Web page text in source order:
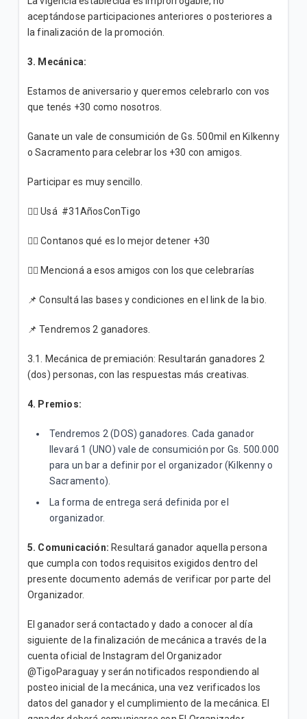
aceptándose participaciones anteriores o posteriores a
la finalización de la promoción.
3. Mecánica:
Estamos de aniversario y queremos celebrarlo con vos
que tenés +30 como nosotros.​
Ganate un vale de consumición de Gs. 500mil en Kilkenny
o Sacramento para celebrar los +30 con amigos. ​
Participar es muy sencillo.​
👉🏼 Usá #31AñosConTigo​
👉🏼 Contanos qué es lo mejor detener +30​
👉🏼 Mencioná a esos amigos con los que celebrarías​
📌 Consultá las bases y condiciones en el link de la bio.​
📌 Tendremos 2 ganadores.
3.1. Mecánica de premiación: Resultarán ganadores 2
(dos) personas, con las respuestas más creativas.
4. Premios:
Tendremos 2 (DOS) ganadores. Cada ganador
llevará 1 (UNO) vale de consumición por Gs. 500.000
para un bar a definir por el organizador (Kilkenny o
Sacramento).
La forma de entrega será definida por el
organizador.
5. Comunicación: Resultará ganador aquella persona
que cumpla con todos requisitos exigidos dentro del
presente documento además de verificar por parte del
Organizador.
El ganador será contactado y dado a conocer al día
siguiente de la finalización de mecánica a través de la
cuenta oficial de Instagram del Organizador
@TigoParaguay y serán notificados respondiendo al
posteo inicial de la mecánica, una vez verificados los
datos del ganador y el cumplimiento de la mecánica. El